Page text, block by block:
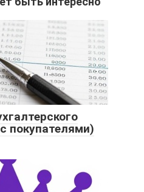
покупателями)